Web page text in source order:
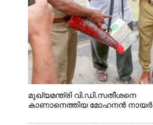
മുഖ്യമന്ത്രി വി.ഡി.സതീശനെ
കാണാനെത്തിയ മോഹനൻ നായർ